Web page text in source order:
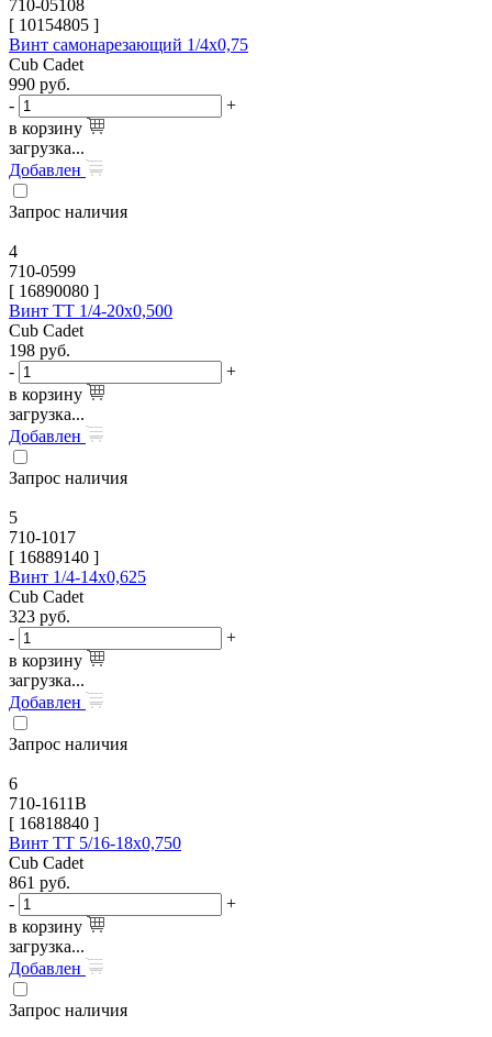
710-05108
[ 10154805 ]
Винт самонарезающий 1/4х0,75
Cub Cadet
990 руб.
-
+
в корзину
загрузка...
Добавлен
Запрос наличия
4
710-0599
[ 16890080 ]
Винт TT 1/4-20х0,500
Cub Cadet
198 руб.
-
+
в корзину
загрузка...
Добавлен
Запрос наличия
5
710-1017
[ 16889140 ]
Винт 1/4-14х0,625
Cub Cadet
323 руб.
-
+
в корзину
загрузка...
Добавлен
Запрос наличия
6
710-1611B
[ 16818840 ]
Винт TT 5/16-18х0,750
Cub Cadet
861 руб.
-
+
в корзину
загрузка...
Добавлен
Запрос наличия